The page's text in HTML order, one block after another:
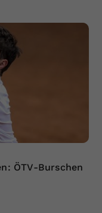
ÖTV-Burschen
anderem eine
für die
Ihrer
falls der
eingestellt